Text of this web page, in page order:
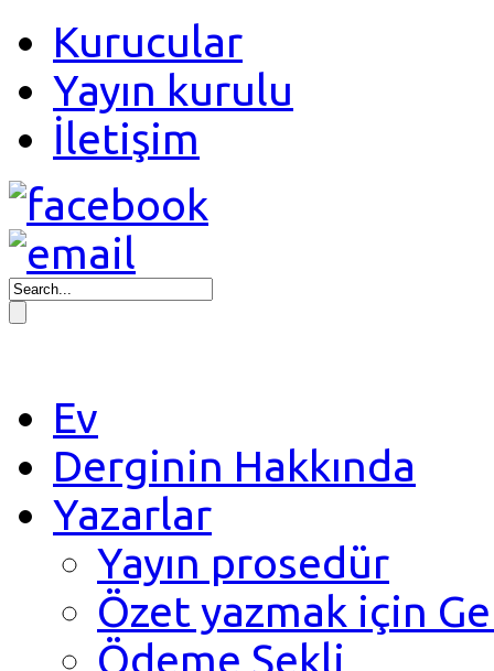
Kurucular
Yayın kurulu
İletişim
Ev
Derginin Hakkında
Yazarlar
Yayın prosedür
Özet yazmak için
Ödeme Şekli